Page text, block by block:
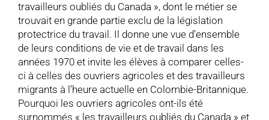
travailleurs oubliés du Canada », dont le métier se
trouvait en grande partie exclu de la législation
protectrice du travail. Il donne une vue d’ensemble
de leurs conditions de vie et de travail dans les
années 1970 et invite les élèves à comparer celles-
ci à celles des ouvriers agricoles et des travailleurs
migrants à l’heure actuelle en Colombie-Britannique.
Pourquoi les ouvriers agricoles ont-ils été
surnommés « les travailleurs oubliés du Canada » et